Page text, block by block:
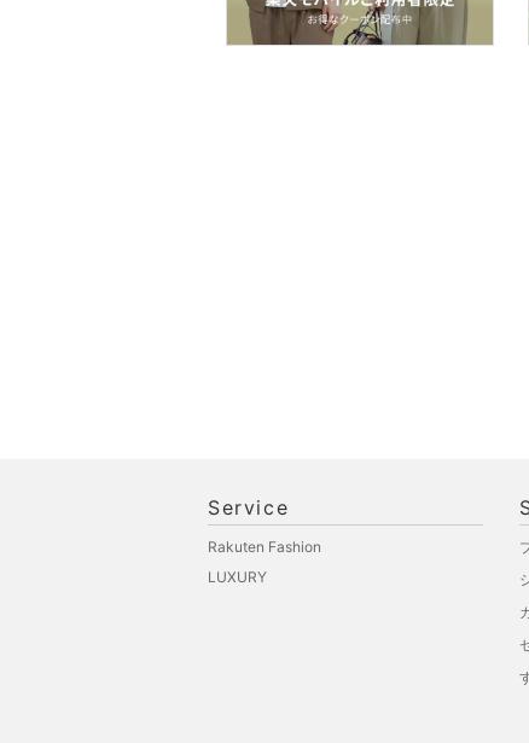
Service
Rakuten Fashion
LUXURY